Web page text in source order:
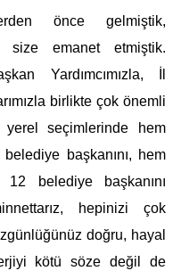
önce gelmiştik,
size emanet etmiştik.
Yardımcımızla, İl
birlikte çok önemli
yerel seçimlerinde hem
başkanını, hem
belediye başkanını
hepinizi çok
doğru, hayal
kötü söze değil de